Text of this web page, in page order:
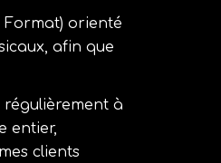
Format) orienté
afin que
à
entier,
clients